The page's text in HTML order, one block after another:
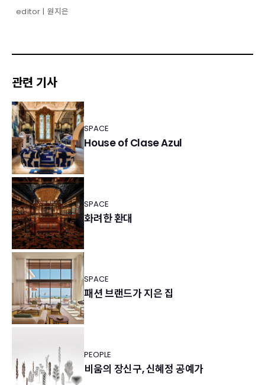
editor | 원지은
관련 기사
SPACE
House of Clase Azul
SPACE
화려한 환대
SPACE
패션 브랜드가 지은 집
PEOPLE
비움의 장신구, 신혜정 공예가